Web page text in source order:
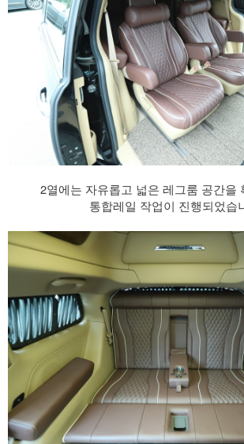
2열에는 자유롭고 넓은 레그룸 공간을
통합레일 작업이 진행되었습